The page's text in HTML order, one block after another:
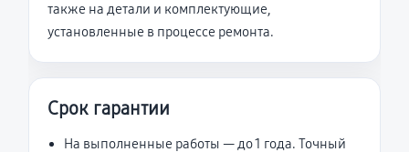
также на детали и комплектующие,
установленные в процессе ремонта.
Срок гарантии
На выполненные работы — до 1 года. Точный